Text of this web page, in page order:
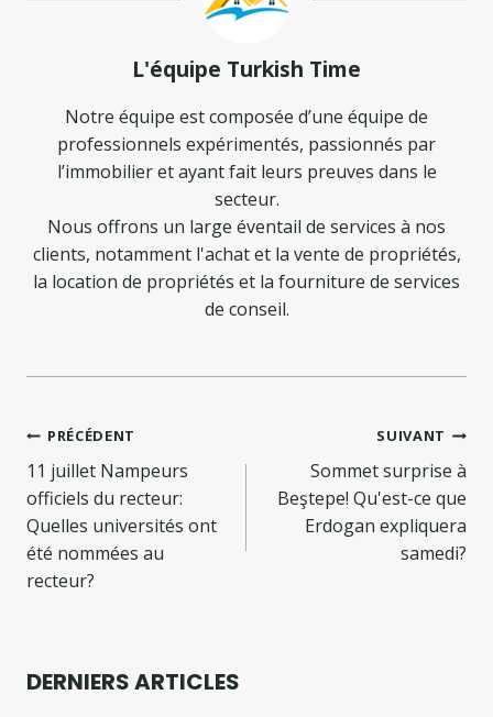
L'équipe Turkish Time
Notre équipe est composée d’une équipe de
professionnels expérimentés, passionnés par
l’immobilier et ayant fait leurs preuves dans le
secteur.
Nous offrons un large éventail de services à nos
clients, notamment l'achat et la vente de propriétés,
la location de propriétés et la fourniture de services
de conseil.
Navigation
de
l’article
PRÉCÉDENT
11 juillet Nampeurs
officiels du recteur:
Quelles universités ont
été nommées au
recteur?
SUIVANT
Sommet surprise à
Beştepe! Qu'est-ce que
Erdogan expliquera
samedi?
DERNIERS ARTICLES